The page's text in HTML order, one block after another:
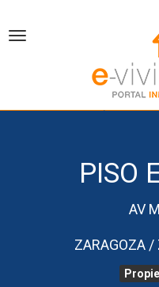
Toggle
Piso en Venta
PISO
AV
ZARAGOZA